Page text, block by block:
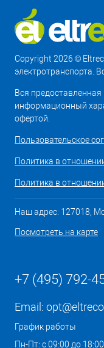
Copyright 2026 ©
электротранспорта.
Вся
информационный
офертой.
Пользовательское
Политика в
Политика в
Наш адрес: 127018,
Посмотреть на карте
+7 (495) 792-
Email:
График работы
Пн-Пт: с 09:00 до 18:00